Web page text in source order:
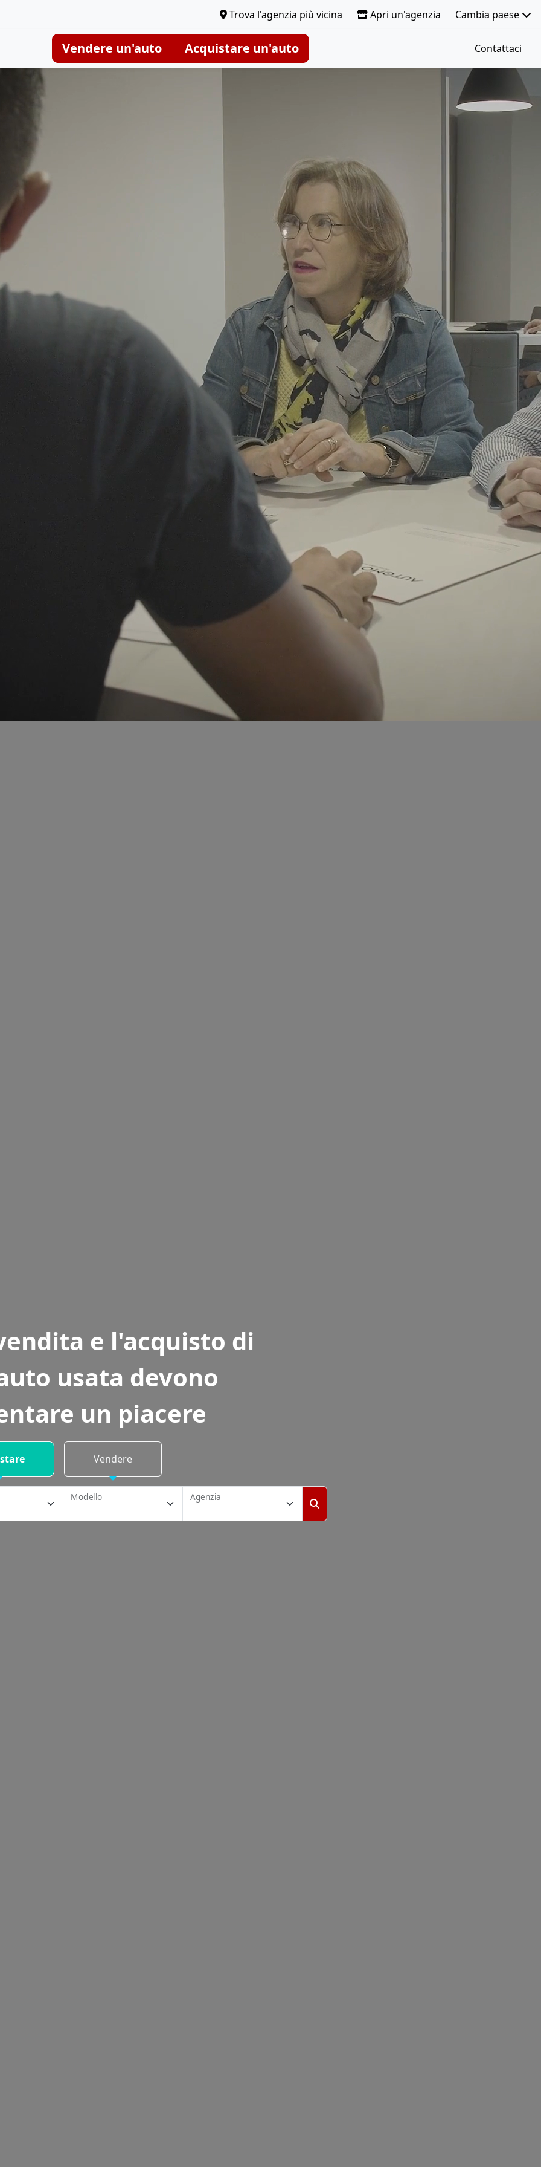
Trova l'agenzia più vicina Apri un'agenzia Cambia paese
Vendere un'auto Acquistare un'auto Contattaci
e l'acquisto di
usata devono
un piacere
Vendere
Modello Agenzia